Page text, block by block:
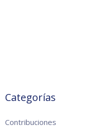
Categorías
Contribuciones